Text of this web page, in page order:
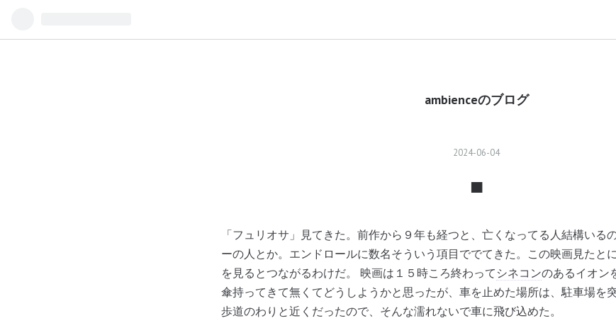
ambienceのブログ
2024-06-04
■
「フュリオサ」見てきた。前作から９年も経つと、亡くなってる人結構いる
ーの人とか。エンドロールに数名そういう項目ででてきた。この映画見たと
を見るとつながるわけだ。 映画は１５時ころ終わって シネコンのあるイオン
傘持ってきて無くてどうしようかと思ったが、車を止めた場所は、駐車場を
歩道のわりと近くだったので、そんな濡れないで車に飛び込めた。